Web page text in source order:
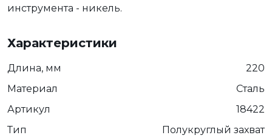
инструмента - никель.
Характеристики
Длина, мм
220
Материал
Сталь
Артикул
18422
Тип
Полукруглый захват